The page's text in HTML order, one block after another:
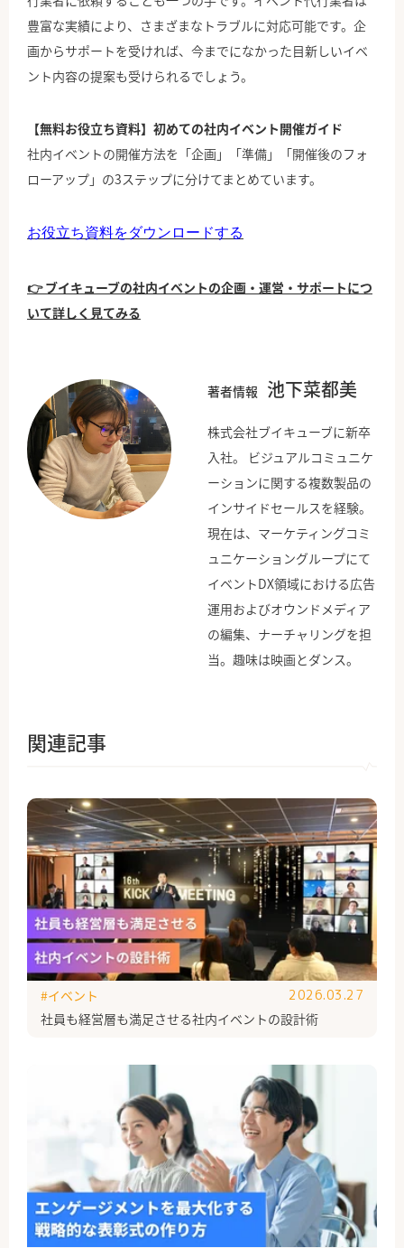
豊富な実績により、さまざまなトラブルに対応可能です。企
画からサポートを受ければ、今までになかった目新しいイベ
ント内容の提案も受けられるでしょう。
【無料お役立ち資料】初めての社内イベント開催ガイド
社内イベントの開催方法を「企画」「準備」「開催後のフォ
ローアップ」の3ステップに分けてまとめています。
お役立ち資料をダウンロードする
👉 ブイキューブの社内イベントの企画・運営・サポートにつ
いて詳しく見てみる
著者情報 池下菜都美
株式会社ブイキューブに新卒
入社。 ビジュアルコミュニケ
ーションに関する複数製品の
インサイドセールスを経験。
現在は、マーケティングコミ
ュニケーショングループにて
イベントDX領域における広告
運用およびオウンドメディア
の編集、ナーチャリングを担
当。趣味は映画とダンス。
関連記事
社員も経営層も満足させる社内イベントの設計術
#イベント 2026.03.27